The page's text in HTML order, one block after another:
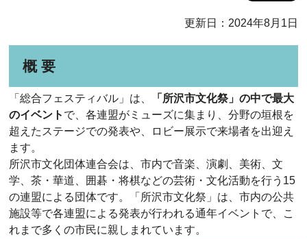
更新日：2024年8月1日
概 要
「総合フェスティバル」は、
「所沢市文化祭」の中で最大
のイベント で、各連盟がミューズに集まり、分野の垣根を
超えたステージでの発表や、ロビー展示で来場者を出迎え
ます。
所沢市文化団体連合会は、市内で音楽、演劇、美術、文
学、茶・華道、囲碁・将棋などの芸術・文化活動を行う15
の連盟による団体です。「所沢市文化祭」は、市内の公共
施設等で各連盟による発表が行われる通年イベントで、こ
れまで多くの市民に親しまれています。